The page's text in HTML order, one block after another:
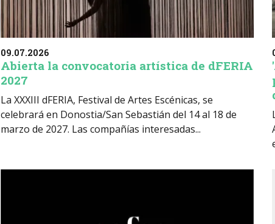
09.07.2026
Abierta la convocatoria artística de dFERIA
2027
La XXXIII dFERIA, Festival de Artes Escénicas, se
celebrará en Donostia/San Sebastián del 14 al 18 de
marzo de 2027. Las compañías interesadas...